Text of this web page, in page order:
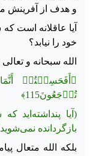
و هدف از آفرینش
آیا عاقلانه است
خود را نیابد؟
الله سبحانه و
﴿أَفَحَسِبۡتُمۡ
تُرۡجَعُونَ115﴾
(آیا پنداشته‌اید
بازگردانده
بلکه الله متعال